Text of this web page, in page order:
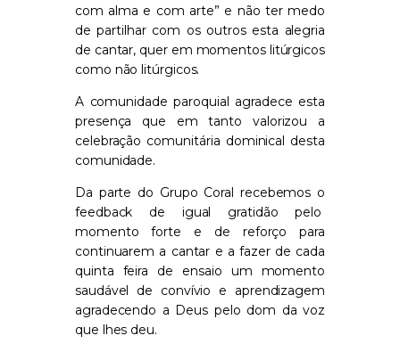
com alma e com arte” e não ter medo
de partilhar com os outros esta alegria
de cantar, quer em momentos litúrgicos
como não litúrgicos.
A comunidade paroquial agradece esta
presença que em tanto valorizou a
celebração comunitária dominical desta
comunidade.
Da parte do Grupo Coral recebemos o
feedback de igual gratidão pelo
momento forte e de reforço para
continuarem a cantar e a fazer de cada
quinta feira de ensaio um momento
saudável de convívio e aprendizagem
agradecendo a Deus pelo dom da voz
que lhes deu.